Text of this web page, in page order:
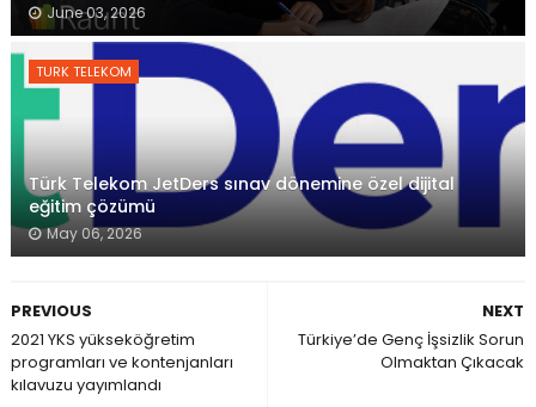
June 03, 2026
TURK TELEKOM
Türk Telekom JetDers sınav dönemine özel dijital
eğitim çözümü
May 06, 2026
NEXT
Türkiye’de Genç İşsizlik Sorun
Olmaktan Çıkacak
PREVIOUS
2021 YKS yükseköğretim
programları ve kontenjanları
kılavuzu yayımlandı